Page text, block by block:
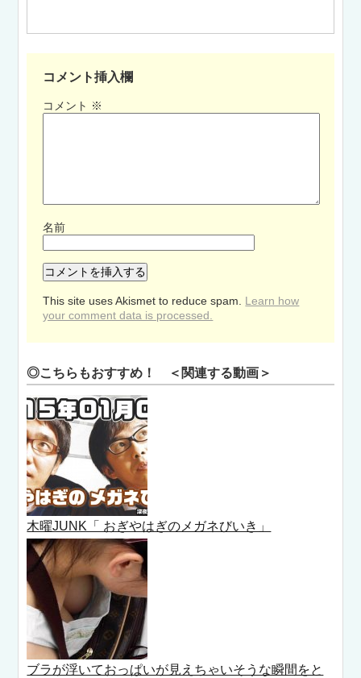
コメント挿入欄
コメント ※
名前
This site uses Akismet to reduce spam. Learn how
your comment data is processed.
◎こちらもおすすめ！ ＜関連する動画＞
木曜JUNK「 おぎやはぎのメガネびいき」
ブラが浮いておっぱいが見えちゃいそうな瞬間をと